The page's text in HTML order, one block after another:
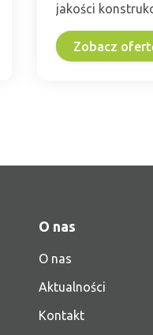
jakości
Zobacz
O nas
O nas
Aktualności
Kontakt